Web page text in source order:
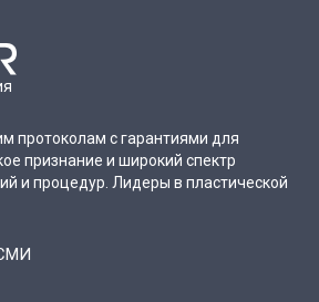
протоколам с гарантиями для
признание и широкий спектр
и процедур. Лидеры в пластической